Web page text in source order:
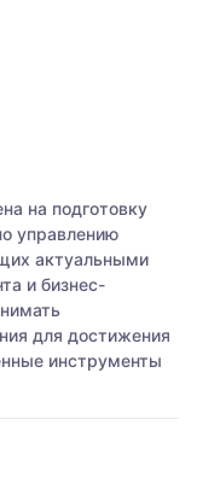
на подготовку
управлению
актуальными
и бизнес-
для достижения
инструменты